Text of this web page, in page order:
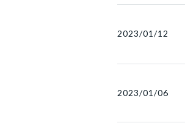
2023/01/12
2023/01/06